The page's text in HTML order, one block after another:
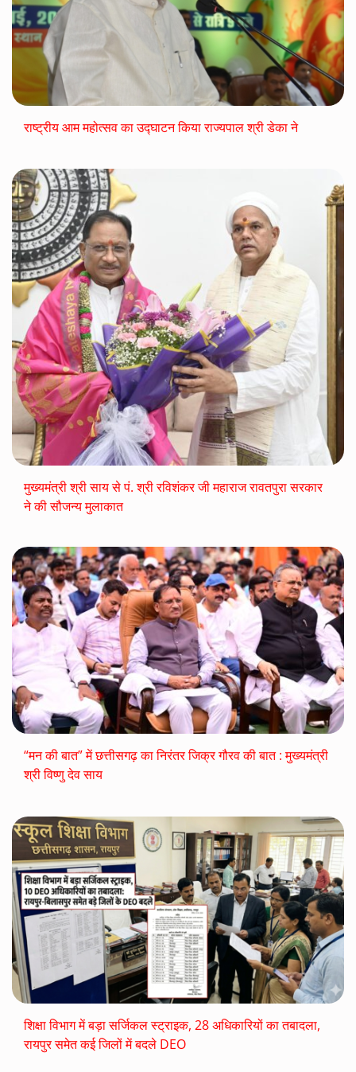
राष्ट्रीय आम महोत्सव का उद्घाटन किया राज्यपाल श्री डेका ने
मुख्यमंत्री श्री साय से पं. श्री रविशंकर जी महाराज रावतपुरा सरकार
ने की सौजन्य मुलाकात
“मन की बात” में छत्तीसगढ़ का निरंतर जिक्र गौरव की बात : मुख्यमंत्री
श्री विष्णु देव साय
शिक्षा विभाग में बड़ा सर्जिकल स्ट्राइक, 28 अधिकारियों का तबादला,
रायपुर समेत कई जिलों में बदले DEO